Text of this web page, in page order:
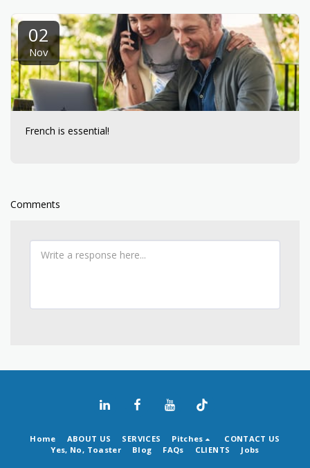
02
Nov
French is essential!
Comments
Home ABOUT US SERVICES Pitches
CONTACT US
Yes, No, Toaster
Blog FAQs CLIENTS Jobs